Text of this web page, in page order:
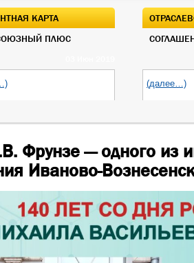
КАРТА
ПЛЮС
(далее…)
Фрунзе — одного из
Иваново-